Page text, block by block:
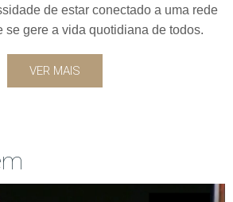
de estar conectado a uma rede
se gere a vida quotidiana de todos.
VER MAIS